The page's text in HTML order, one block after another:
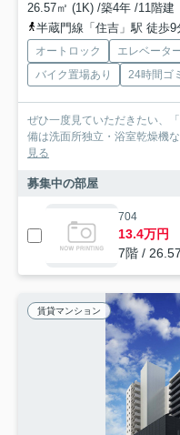
26.57㎡ (1K) /築4年 /11階建
半蔵門線「住吉」駅 徒歩9
オートロック エレベータ
バイク置場あり
24時間ゴ
ぜひ一度見ていただきたい、
備は洗面所独立・浴室乾燥機
見る
募集中の部屋
704
13.4万円
7階 /
賃貸マンション